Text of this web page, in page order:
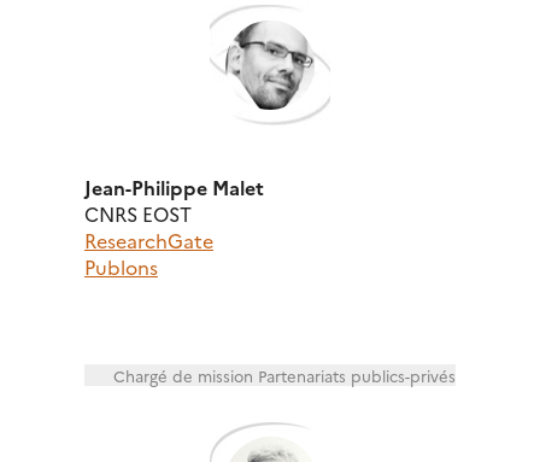
Jean-Philippe Malet
CNRS EOST
ResearchGate
Publons
Chargé de mission Partenariats publics-privés